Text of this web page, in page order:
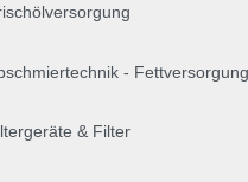
- Fettversorgung
& Filter